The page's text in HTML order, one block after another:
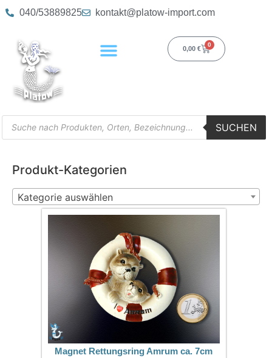
040/53889825 kontakt@platow-import.com
0,00 €
0
SUCHEN
Produkt-Kategorien
Kategorie auswählen
Magnet Rettungsring Amrum ca. 7cm